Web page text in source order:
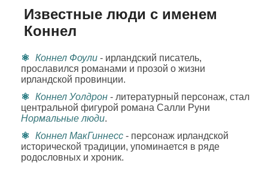
Известные люди с именем
Коннел
Коннел Фоули - ирландский писатель,
прославился романами и прозой о жизни
ирландской провинции.
Коннел Уолдрон - литературный персонаж, стал
центральной фигурой романа Салли Руни
Нормальные люди.
Коннел МакГиннесс - персонаж ирландской
исторической традиции, упоминается в ряде
родословных и хроник.